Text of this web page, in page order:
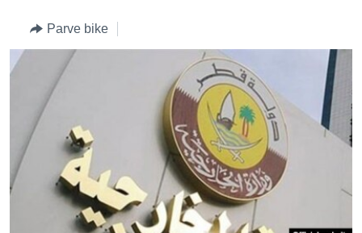
serekî
Yekser
here
Lêgerînê
RADYO
HEVPEYVÎN
TIRKÎYE
SÛRÎYE
ÎRAN
ROJHILATA NAVÎN
CÎHAN
ÇAND Û HUNER
Parve bike